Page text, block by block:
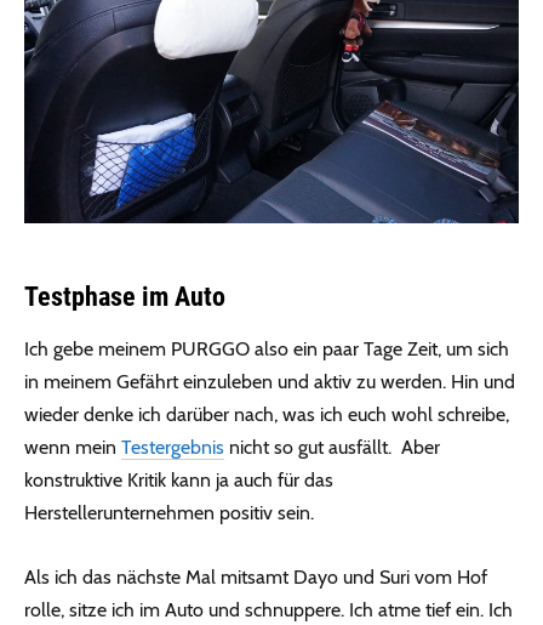
Testphase im Auto
Ich gebe meinem PURGGO also ein paar Tage Zeit, um sich
in meinem Gefährt einzuleben und aktiv zu werden. Hin und
wieder denke ich darüber nach, was ich euch wohl schreibe,
wenn mein Testergebnis nicht so gut ausfällt. Aber
konstruktive Kritik kann ja auch für das
Herstellerunternehmen positiv sein.
Als ich das nächste Mal mitsamt Dayo und Suri vom Hof
rolle, sitze ich im Auto und schnuppere. Ich atme tief ein. Ich